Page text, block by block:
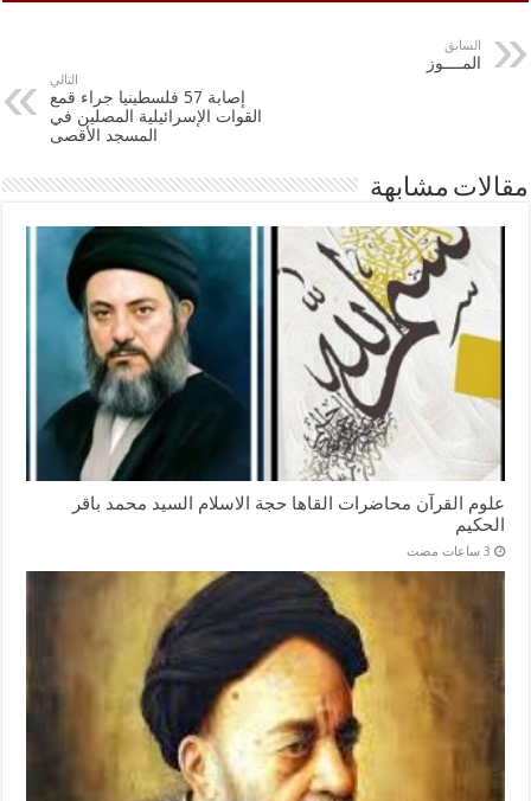
السابق
المــــوز
التالي
إصابة 57 فلسطينيا جراء قمع
القوات الإسرائيلية المصلين في
المسجد الأقصى
مقالات مشابهة
علوم القرآن محاضرات القاها حجة الاسلام السيد محمد باقر
الحكيم